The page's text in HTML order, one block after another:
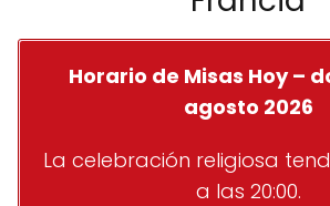
Horario de Misas Hoy –
agosto 2026
La celebración religiosa
a las 20:00.